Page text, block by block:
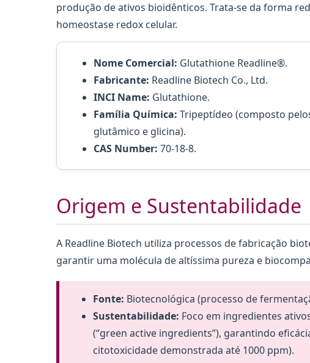
produção de ativos bioidênticos. Trata-se da forma
homeostase redox celular.
Nome Comercial: Glutathione Readline®.
Fabricante: Readline Biotech Co., Ltd.
INCI Name: Glutathione.
Família Química: Tripeptídeo (composto
glutâmico e glicina).
CAS Number: 70-18-8.
Origem e Sustentabilidade
A Readline Biotech utiliza processos de fabricação
garantir uma molécula de altíssima pureza e
Fonte: Biotecnológica (processo de
Sustentabilidade: Foco em ingredientes
(“green active ingredients”), garantindo
citotoxicidade demonstrada até 1000 ppm).